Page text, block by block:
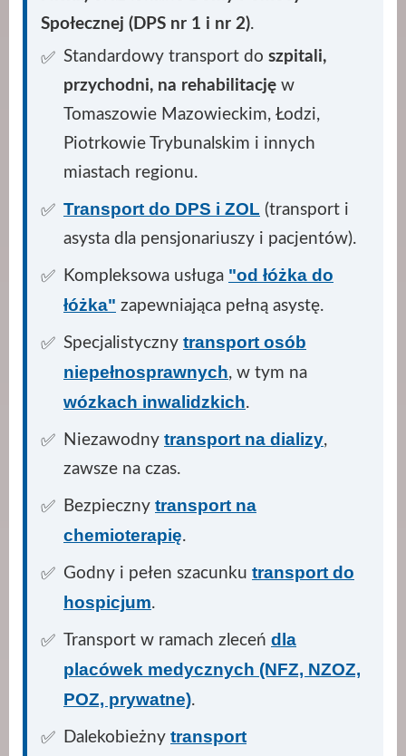
Społecznej (DPS nr 1 i nr 2).
Standardowy transport do szpitali,
przychodni, na rehabilitację w
Tomaszowie Mazowieckim, Łodzi,
Piotrkowie Trybunalskim i innych
miastach regionu.
Transport do DPS i ZOL (transport i
asysta dla pensjonariuszy i pacjentów).
Kompleksowa usługa "od łóżka do
łóżka" zapewniająca pełną asystę.
Specjalistyczny transport osób
niepełnosprawnych, w tym na
wózkach inwalidzkich.
Niezawodny transport na dializy,
zawsze na czas.
Bezpieczny transport na
chemioterapię.
Godny i pełen szacunku transport do
hospicjum.
Transport w ramach zleceń dla
placówek medycznych (NFZ, NZOZ,
POZ, prywatne).
Dalekobieżny transport